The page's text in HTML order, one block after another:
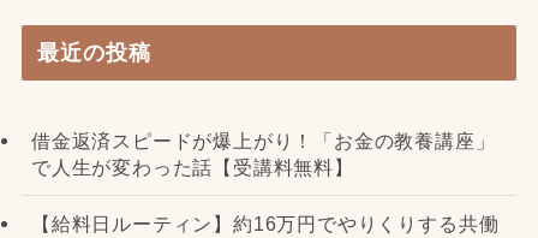
最近の投稿
借金返済スピードが爆上がり！「お金の教養講座」
で人生が変わった話【受講料無料】
【給料日ルーティン】約16万円でやりくりする共働